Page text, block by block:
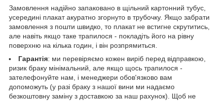
Замовлення надійно запаковано в щільний картонний тубус,
усередині плакат акуратно згорнуто в трубочку. Якщо забрати
замовлення з пошти швидко, то плакат не встигне скрутитись,
але навіть якщо таке трапилося - покладіть його на рівну
поверхню на кілька годин, і він розпрямиться.
Гарантія: ми перевіряємо кожен виріб перед відправкою,
ризик браку мінімальний, але якщо щось трапилося -
зателефонуйте нам, і менеджери обов'язково вам
допоможуть (у разі браку з нашої вини ми надаємо
безкоштовну заміну з доставкою за наш рахунок). Щоб не